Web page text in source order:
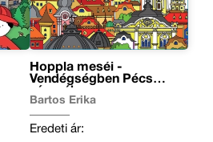
Hoppla meséi -
Vendégségben Pécs
városában
Bartos Erika
Eredeti ár: